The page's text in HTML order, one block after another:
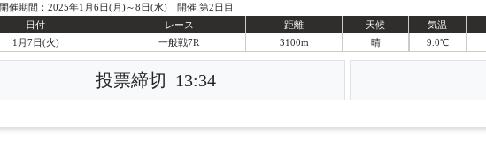
開催期間：2025年1月6日(月)～8日(水) 開催 第2日目
日付
レース 距離
天候
1月7日(火)
一般戦7R 3100m 晴
気温
9.0℃
投票締切 13:34